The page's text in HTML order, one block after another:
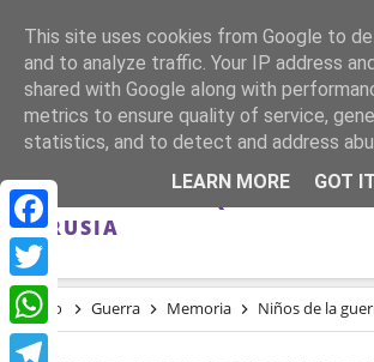
Facebook
Twitter
WhatsApp
"LOS NIÑOS DE RUSIA",
REPUBLICANOS QUE FUERON
A RUSIA
Inicio Guerra Memoria Niños de la
This site uses cookies from Google to
and to analyze traffic. Your IP address
shared with Google along with
metrics to ensure quality of service,
statistics, and to detect and address
LEARN MORE
GOT IT